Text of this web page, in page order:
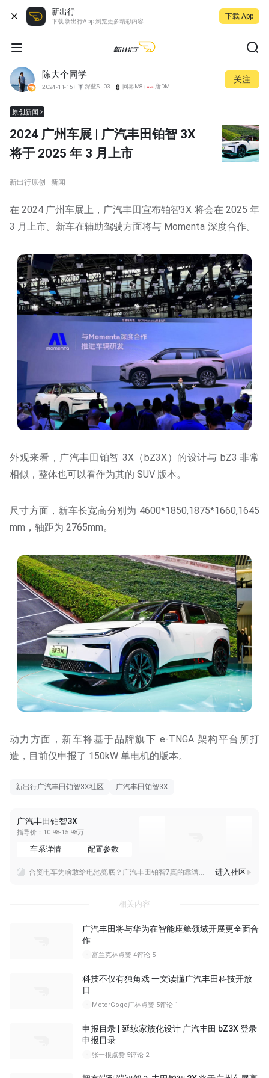
新出行
下载 新出行App 浏览更多精彩内容
下载 App
陈大个同学
2024-11-15 深蓝SL03 问界M8 唐DM
关注
原创新闻
2024 广州车展 | 广汽丰田铂智 3X
将于 2025 年 3 月上市
新出行原创 · 新闻
在 2024 广州车展上，广汽丰田宣布铂智3X 将会在 2025 年
3 月上市。新车在辅助驾驶方面将与 Momenta 深度合作。
外观来看，广汽丰田铂智 3X（bZ3X）的设计与 bZ3 非常
相似，整体也可以看作为其的 SUV 版本。
尺寸方面，新车长宽高分别为 4600*1850,1875*1660,1645
mm，轴距为 2765mm。
动力方面，新车将基于品牌旗下 e-TNGA 架构平台所打
造，目前仅申报了 150kW 单电机的版本。
新出行广汽丰田铂智3X社区 广汽丰田铂智3X
广汽丰田铂智3X
指导价：10.98-15.98万
车系详情 配置参数
合资电车为啥敢给电池兜底？广汽丰田铂智7真的靠谱吗？
进入社区
相关内容
广汽丰田将与华为在智能座舱领域开展更全面合
作
富兰克林点赞 4评论 5
科技不仅有独角戏 一文读懂广汽丰田科技开放
日
MotorGogo广林点赞 5评论 1
申报目录 | 延续家族化设计 广汽丰田 bZ3X 登录
申报目录
张一根点赞 5评论 2